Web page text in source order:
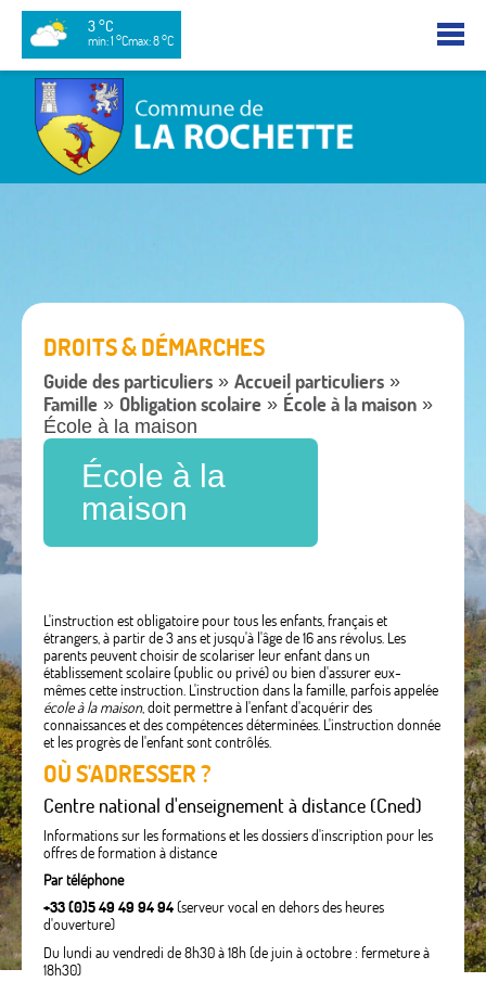
3 °C
min: 1 °Cmax: 8 °C
DROITS & DÉMARCHES
Guide des particuliers » Accueil particuliers »
Famille » Obligation scolaire » École à la maison »
École à la maison
École à la
maison
L'instruction est obligatoire pour tous les enfants, français et
étrangers, à partir de 3 ans et jusqu'à l'âge de 16 ans révolus. Les
parents peuvent choisir de scolariser leur enfant dans un
établissement scolaire (public ou privé) ou bien d'assurer eux-
mêmes cette instruction. L'instruction dans la famille, parfois appelée
école à la maison, doit permettre à l'enfant d'acquérir des
connaissances et des compétences déterminées. L'instruction donnée
et les progrès de l'enfant sont contrôlés.
OÙ S'ADRESSER ?
Centre national d'enseignement à distance (Cned)
Informations sur les formations et les dossiers d'inscription pour les
offres de formation à distance
Par téléphone
+33 (0)5 49 49 94 94(serveur vocal en dehors des heures
d'ouverture)
Du lundi au vendredi de 8h30 à 18h (de juin à octobre : fermeture à
18h30)